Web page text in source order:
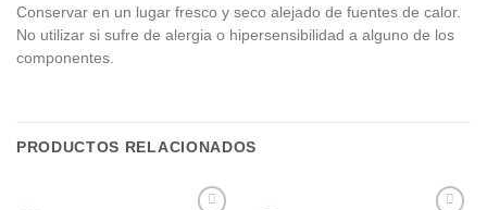
Conservar en un lugar fresco y seco alejado de fuentes de calor.
No utilizar si sufre de alergia o hipersensibilidad a alguno de los
componentes.
PRODUCTOS RELACIONADOS